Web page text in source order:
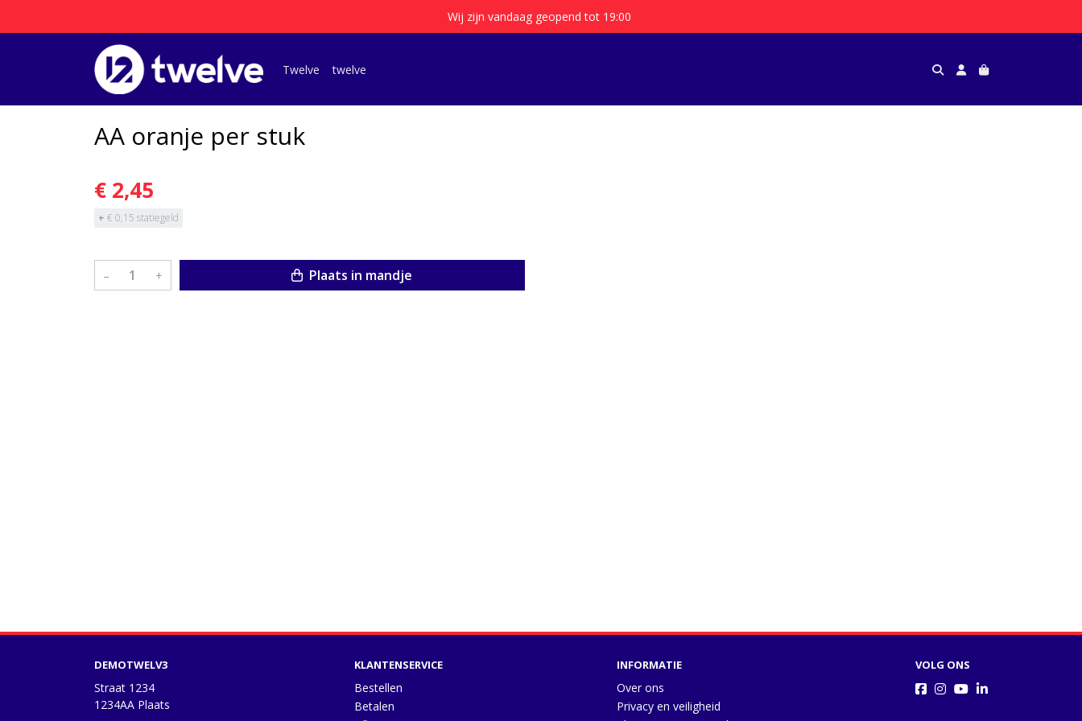
Wij zijn vandaag geopend tot 19:00
Twelve twelve
AA oranje per stuk
€ 2,45
+ € 0,15 statiegeld
– + Plaats in mandje
DEMOTWELV3
Straat 1234
1234AA Plaats
KLANTENSERVICE
Bestellen
Betalen
INFORMATIE
Over ons
Privacy en veiligheid
VOLG ONS